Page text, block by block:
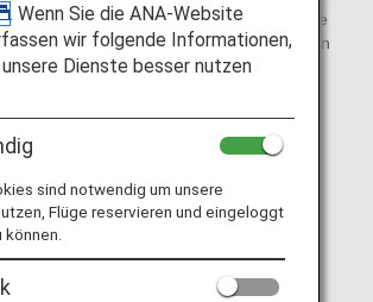
Fällen gelten für Codeshare-Flüge
der durchführenden
Weitere Informationen können Sie zum
erhalten oder Sie kontaktieren
Fluggesellschaft direkt.
Website von Scandinavian Airlines
Flügen.
Airlines (SK)
. Wenn Sie die ANA-Website
wir folgende Informationen,
Dienste besser nutzen
sind notwendig um unsere
Flüge reservieren und eingeloggt